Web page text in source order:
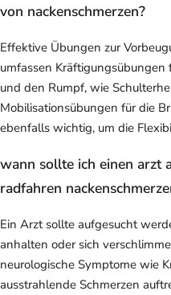
von nackenschmerzen?
Effektive Übungen zur
umfassen
und den Rumpf, wie
Mobilisationsübungen für die
ebenfalls wichtig, um die
wann sollte ich einen arzt
radfahren
Ein Arzt sollte aufgesucht
anhalten oder sich
neurologische Symptome wie
ausstrahlende Schmerzen